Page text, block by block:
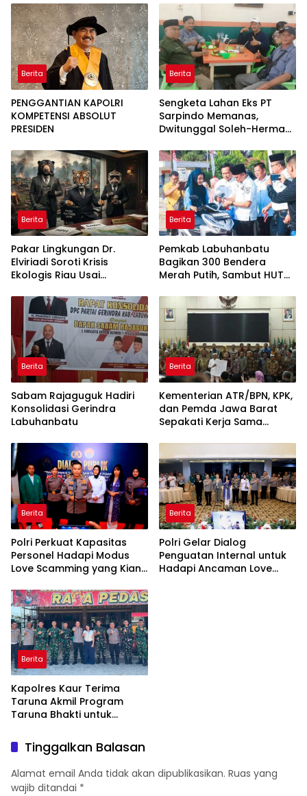
Perkuat Pembangunan
Satuan
Berita
PENGGANTIAN KAPOLRI
KOMPETENSI ABSOLUT
PRESIDEN
Berita
Sengketa Lahan Eks PT
Sarpindo Memanas,
Dwitunggal Soleh-Herman
ke Pulau Rupat
Berita
Pakar Lingkungan Dr.
Elviriadi Soroti Krisis
Ekologis Riau Usai
Monyet, Harimau, dan
Beruang Terhadap Warga
Berita
Pemkab Labuhanbatu
Bagikan 300 Bendera
Merah Putih, Sambut HUT
Berita
Sabam Rajaguguk Hadiri
Konsolidasi Gerindra
Labuhanbatu
Berita
Kementerian ATR/BPN, KPK,
dan Pemda Jawa Barat
Sepakati Kerja Sama
Korupsi serta Penguatan
Ekonomi Daerah
Berita
Polri Perkuat Kapasitas
Personel Hadapi Modus
Love Scamming yang Kian
Berita
Polri Gelar Dialog
Penguatan Internal untuk
Hadapi Ancaman Love
Berita
Kapolres Kaur Terima
Taruna Akmil Program
Taruna Bhakti untuk
Rakyat Kabupaten Kaur
Tinggalkan Balasan
Alamat email Anda tidak akan dipublikasikan. Ruas yang
wajib ditandai *